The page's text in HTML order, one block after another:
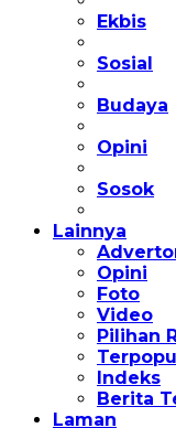
Ekbis
Sosial
Budaya
Opini
Sosok
Lainnya
Opini
Foto
Video
Pilihan
Indeks
Berita
Laman